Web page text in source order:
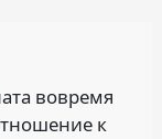
вовремя
к